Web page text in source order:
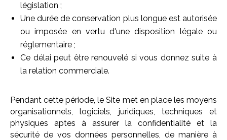
législation ;
Une durée de conservation plus longue est autorisée
ou imposée en vertu d'une disposition légale ou
réglementaire ;
Ce délai peut être renouvelé si vous donnez suite à
la relation commerciale.
Pendant cette période, le Site met en place les moyens
organisationnels, logiciels, juridiques, techniques et
physiques aptes à assurer la confidentialité et la
sécurité de vos données personnelles, de manière à